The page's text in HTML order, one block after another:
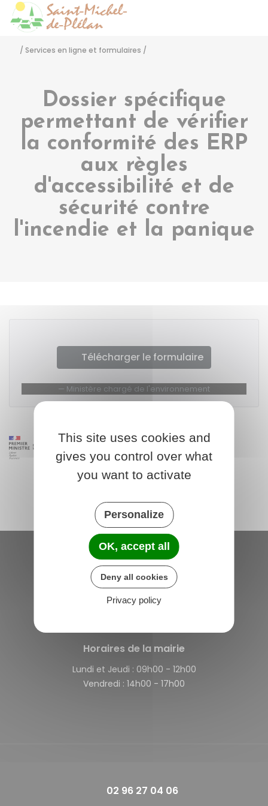
/ Services en ligne et formulaires /
Dossier spécifique
permettant de vérifier
la conformité des ERP
aux règles
d'accessibilité et de
sécurité contre
l'incendie et la panique
Télécharger le formulaire
Ministère chargé de l'environnement
Saint-Michel-de-Plélan
4 rue des Terre Neuvas
22980 Saint-Michel-de-Plélan
Horaires de la mairie
Lundi et Jeudi : 09h00 - 12h00
Vendredi : 14h00 - 17h00
02 96 27 04 06
This site uses cookies and
gives you control over what
you want to activate
Personalize
OK, accept all
Deny all cookies
Privacy policy